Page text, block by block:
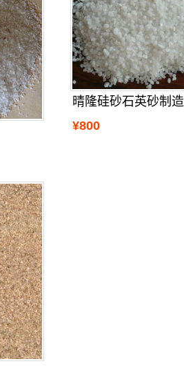
晴隆硅砂石英砂制造
¥800